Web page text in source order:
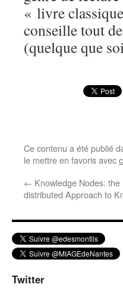
« livre
conseille tout
(quelque que
Ce contenu a été publié
le mettre en favoris avec
← Knowledge Nodes:
distributed Approach to
Twitter